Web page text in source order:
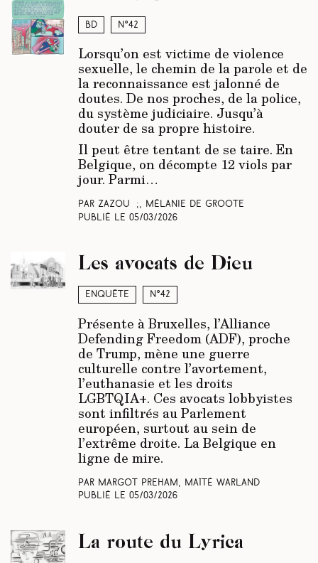
BD N°42
Lorsqu’on est victime de violence
sexuelle, le chemin de la parole et de
la reconnaissance est jalonné de
doutes. De nos proches, de la police,
du système judiciaire. Jusqu’à
douterde sa propre histoire.
Il peut être tentant de se taire. En
Belgique, on décompte 12 viols par
jour. Parmi…
Par Zazou ;, Mélanie De Groote
Publié le 05/03/2026
Enquête N°42
Les avocats de Dieu
Présente à Bruxelles, l’Alliance
Defending Freedom (ADF), proche
de Trump, mène une guerre
culturelle contre l’avortement,
l’euthanasie et les droits
LGBTQIA+. Ces avocats lobbyistes
sont infiltrés au Parlement
européen, surtout au sein de
l’extrême droite. La Belgique en
ligne de mire.
Par Margot Preham, Maïté Warland
Publié le 05/03/2026
La route du Lyrica